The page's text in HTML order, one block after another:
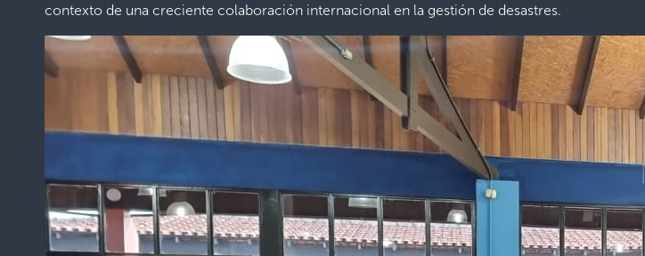
contexto de una creciente colaboración internacional en la gestión de desastres.